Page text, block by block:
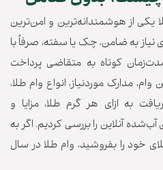
یکی از هوشمندانه‌ترین و امن‌ترین
به ضامن، چک یا سفته، صرفاً با
کوتاه به متقاضی پرداخت
مدارک موردنیاز، انواع وام طلا،
به ازای هر گرم طلا، مزایا و
آنلاین را بررسی کردیم. اگر به
خود را بفروشید، وام طلا در سال